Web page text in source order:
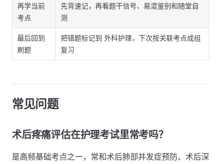
再学当前
考点
先背速记，再看题干信号、易混鉴别和随堂自
测
最后回到
刷题
把错题标记到 外科护理，下次按关联考点成组
复习
常见问题
术后疼痛评估在护理考试里常考吗？
是高频基础考点之一，常和术后肺部并发症预防、术后深